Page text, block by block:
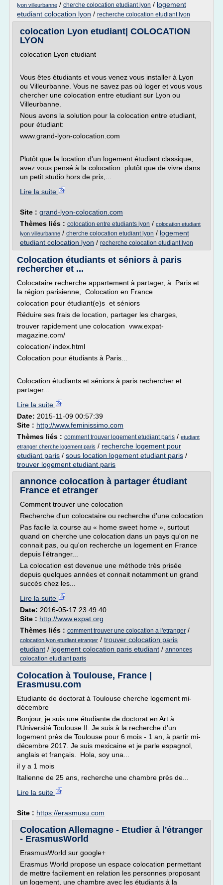
lyon villeurbanne / cherche colocation etudiant lyon / logement
etudiant colocation lyon / recherche colocation etudiant lyon
colocation Lyon etudiant| COLOCATION
LYON
colocation Lyon etudiant
Vous êtes étudiants et vous venez vous installer à Lyon
ou Villeurbanne. Vous ne savez pas où loger et vous vous
chercher une colocation entre etudiant sur Lyon ou
Villeurbanne.
Nous avons la solution pour la colocation entre etudiant,
pour étudiant:
www.grand-lyon-colocation.com
Plutôt que la location d'un logement étudiant classique,
avez vous pensé à la colocation: plutôt que de vivre dans
un petit studio hors de prix,...
Lire la suite
Site : grand-lyon-colocation.com
Thèmes liés : colocation entre etudiants lyon / colocation etudiant
lyon villeurbanne / cherche colocation etudiant lyon / logement
etudiant colocation lyon / recherche colocation etudiant lyon
Colocation étudiants et séniors à paris
rechercher et ...
Colocataire recherche appartement à partager, à Paris et
la région parisienne, Colocation en France
colocation pour étudiant(e)s et séniors
Réduire ses frais de location, partager les charges,
trouver rapidement une colocation vww.expat-
magazine.com/
colocation/ index.html
Colocation pour étudiants à Paris...
Colocation étudiants et séniors à paris rechercher et
partager...
Lire la suite
Date: 2015-11-09 00:57:39
Site : http://www.feminissimo.com
Thèmes liés : comment trouver logement etudiant paris / etudiant
etranger cherche logement paris / recherche logement pour
etudiant paris / sous location logement etudiant paris /
trouver logement etudiant paris
annonce colocation à partager étudiant
France et etranger
Comment trouver une colocation
Recherche d'un colocataire ou recherche d'une colocation
Pas facile la course au « home sweet home », surtout
quand on cherche une colocation dans un pays qu'on ne
connait pas, ou qu'on recherche un logement en France
depuis l'étranger...
La colocation est devenue une méthode très prisée
depuis quelques années et connait notamment un grand
succès chez les...
Lire la suite
Date: 2016-05-17 23:49:40
Site : http://www.expat.org
Thèmes liés : comment trouver une colocation a l'etranger /
colocation lyon etudiant etranger / trouver colocation paris
etudiant / logement colocation paris etudiant / annonces
colocation etudiant paris
Colocation à Toulouse, France |
Erasmusu.com
Etudiante de doctorat à Toulouse cherche logement mi-
décembre
Bonjour, je suis une étudiante de doctorat en Art à
l'Université Toulouse II. Je suis à la recherche d'un
logement près de Toulouse pour 6 mois - 1 an, à partir mi-
décembre 2017. Je suis mexicaine et je parle espagnol,
anglais et français. Hola, soy una...
il y a 1 mois
Italienne de 25 ans, recherche une chambre près de...
Lire la suite
Site : https://erasmusu.com
Colocation Allemagne - Etudier à l'étranger
- ErasmusWorld
ErasmusWorld sur google+
Erasmus World propose un espace colocation permettant
de mettre facilement en relation les personnes proposant
un logement, une chambre avec les étudiants à la